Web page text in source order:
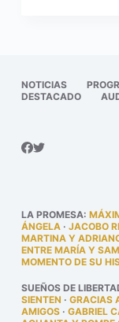
NOTICIAS
DESTACADO
LA PROMESA:
ÁNGELA· JACOBO
MARTINA Y
ENTRE MARÍA Y
MOMENTO DE SU
SUEÑOS DE
SIENTEN · GRACIAS
AMIGOS· GABRIEL